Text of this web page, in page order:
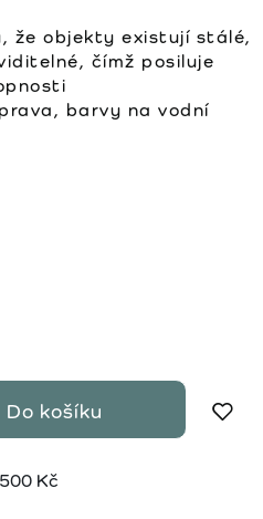
že objekty existují stálé,
čímž posiluje
barvy na vodní
Do košíku
Kč